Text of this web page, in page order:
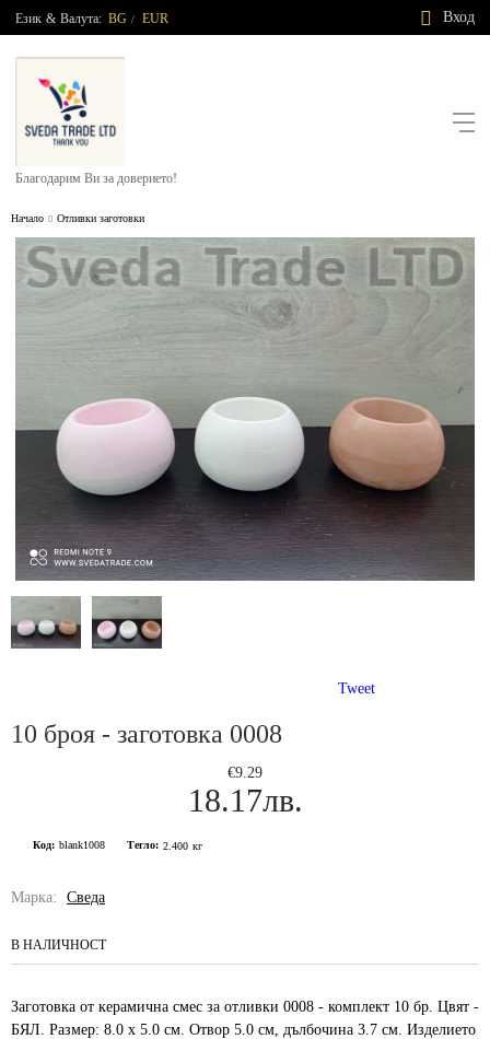
Език & Валута: BG / EUR Вход
Благодарим Ви за доверието!
Начало Отливки заготовки
Tweet
10 броя - заготовка 0008
€9.29
18.17лв.
Код: blank1008 Тегло: 2.400 кг
Марка: Сведа
В НАЛИЧНОСТ
Заготовка от керамична смес за отливки 0008 - комплект 10 бр. Цвят -
БЯЛ. Размер: 8.0 х 5.0 см. Отвор 5.0 см, дълбочина 3.7 см. Изделието